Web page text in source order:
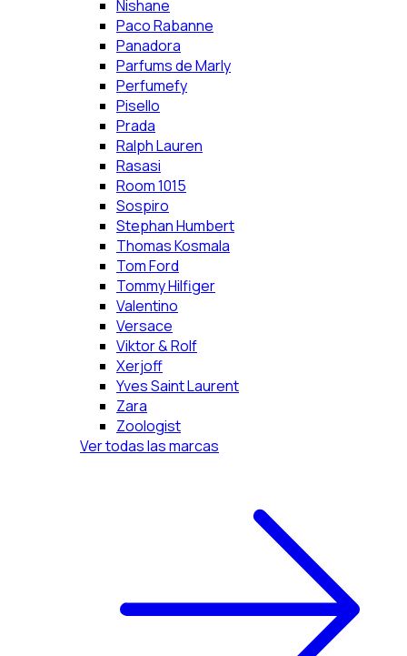
Nishane
Paco Rabanne
Panadora
Parfums de Marly
Perfumefy
Pisello
Prada
Ralph Lauren
Rasasi
Room 1015
Sospiro
Stephan Humbert
Thomas Kosmala
Tom Ford
Tommy Hilfiger
Valentino
Versace
Viktor & Rolf
Xerjoff
Yves Saint Laurent
Zara
Zoologist
Ver todas las marcas